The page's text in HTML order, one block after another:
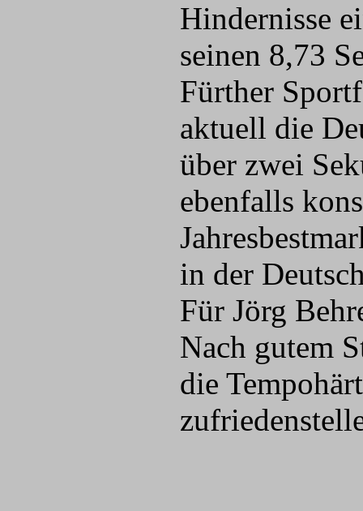
Hindernisse
seinen 8,73
Fürther
aktuell die
über zwei
ebenfalls
in der
Für Jörg
Nach gutem
die